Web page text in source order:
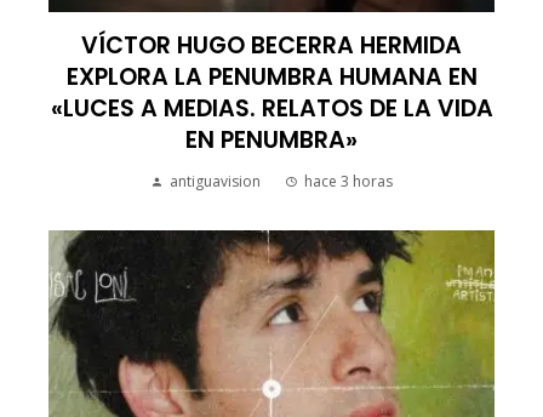
VÍCTOR HUGO BECERRA HERMIDA
EXPLORA LA PENUMBRA HUMANA EN
«LUCES A MEDIAS. RELATOS DE LA VIDA
EN PENUMBRA»
antiguavision hace 3 horas